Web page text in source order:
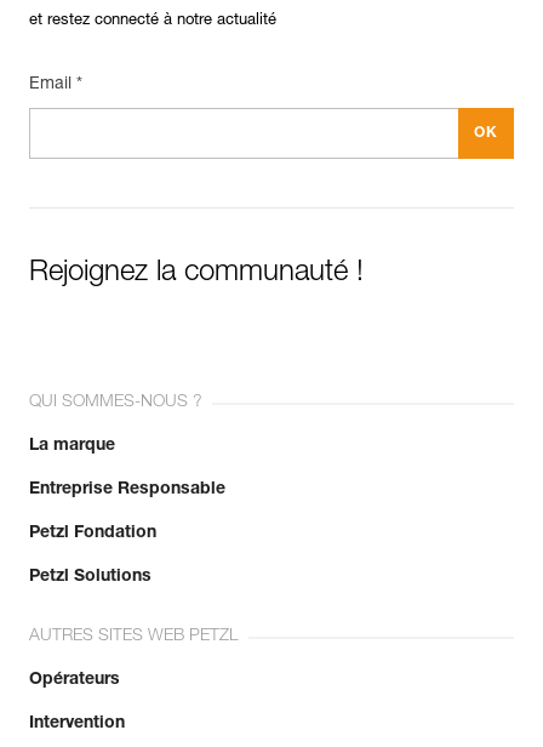
et restez connecté à notre actualité
Email *
Rejoignez la communauté !
QUI SOMMES-NOUS ?
La marque
Entreprise Responsable
Petzl Fondation
Petzl Solutions
AUTRES SITES WEB PETZL
Opérateurs
Intervention